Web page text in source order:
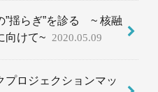
”揺らぎ”を診る ~ 核融
向けて~ 2020.05.09
プロジェクションマッ